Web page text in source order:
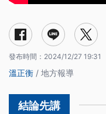
發布時間： 2024/12/27 19:31
溫正衡 / 地方報導